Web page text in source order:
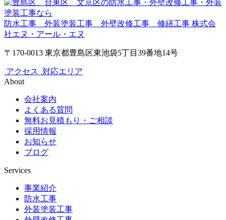
防水工事 外装塗装工事 外壁改修工事 修繕工事 株式会
社エヌ・アール・エヌ
〒170-0013 東京都豊島区東池袋5丁目39番地14号
アクセス 対応エリア
About
会社案内
よくある質問
無料お見積もり・ご相談
採用情報
お知らせ
ブログ
Services
事業紹介
防水工事
外装塗装工事